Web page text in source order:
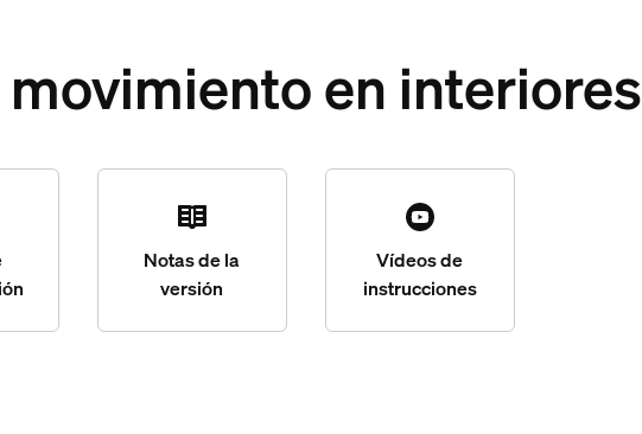
en interiores
Notas de la
versión
Vídeos de
instrucciones